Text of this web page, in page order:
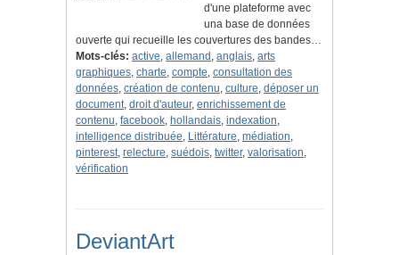
d'une plateforme avec
una base de données
ouverte qui recueille les couvertures des bandes…
Mots-clés: active, allemand , anglais, arts
graphiques, charte, compte, consultation des
données, création de contenu, culture, déposer un
document, droit d'auteur, enrichissement de
contenu, facebook, hollandais, indexation,
intelligence distribuée, Littérature, médiation,
pinterest, relecture, suédois, twitter, valorisation,
vérification
DeviantArt